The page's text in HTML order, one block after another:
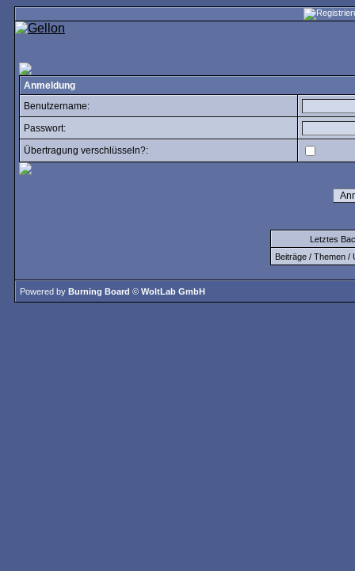
Anmeldung
Benutzername:
Passwort:
Übertragung verschlüsseln?:
Letztes
Beiträge / Themen /
Powered by Burning Board © WoltLab GmbH